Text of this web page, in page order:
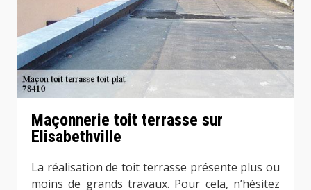
Maçonnerie toit terrasse sur
Elisabethville
La réalisation de toit terrasse présente plus ou
moins de grands travaux. Pour cela, n’hésitez